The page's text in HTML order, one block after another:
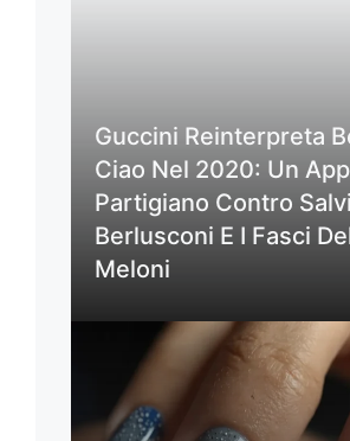
Guccini Reinterpreta
Ciao Nel 2020: Un
Partigiano Contro
Berlusconi E I Fasci
Meloni